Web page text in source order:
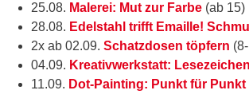
25.08. Malerei: Mut zur Farbe (ab 15)
28.08. Edelstahl trifft Emaille!
2x ab 02.09. Schatzdosen töpfern
04.09. Kreativwerkstatt: Lesezeichen
11.09. Dot-Painting: Punkt für